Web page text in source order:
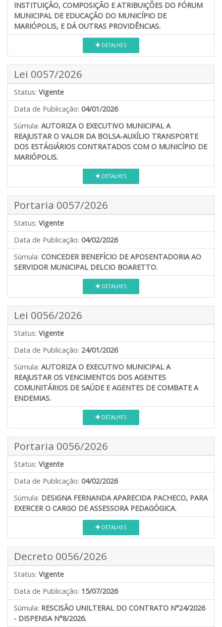
INSTITUIÇÃO, COMPOSIÇÃO E ATRIBUIÇÕES DO FÓRUM
MUNICIPAL DE EDUCAÇÃO DO MUNICÍPIO DE
MARIÓPOLIS, E DÁ OUTRAS PROVIDÊNCIAS.
DETALHES
Lei 0057/2026
Status: Vigente
Data de Publicação: 04/01/2026
Súmula: AUTORIZA O EXECUTIVO MUNICIPAL A
REAJUSTAR O VALOR DA BOLSA-AUXÍLIO TRANSPORTE
DOS ESTÁGIÁRIOS CONTRATADOS COM O MUNICÍPIO DE
MARIÓPOLIS.
DETALHES
Portaria 0057/2026
Status: Vigente
Data de Publicação: 04/02/2026
Súmula: CONCEDER BENEFÍCIO DE APOSENTADORIA AO
SERVIDOR MUNICIPAL DELCIO BOARETTO.
DETALHES
Lei 0056/2026
Status: Vigente
Data de Publicação: 24/01/2026
Súmula: AUTORIZA O EXECUTIVO MUNICIPAL A
REAJUSTAR OS VENCIMENTOS DOS AGENTES
COMUNITÁRIOS DE SAÚDE E AGENTES DE COMBATE A
ENDEMIAS.
DETALHES
Portaria 0056/2026
Status: Vigente
Data de Publicação: 04/02/2026
Súmula: DESIGNA FERNANDA APARECIDA PACHECO, PARA
EXERCER O CARGO DE ASSESSORA PEDAGÓGICA.
DETALHES
Decreto 0056/2026
Status: Vigente
Data de Publicação: 15/07/2026
Súmula: RESCISÃO UNILTERAL DO CONTRATO N°24/2026
- DISPENSA N°8/2026.